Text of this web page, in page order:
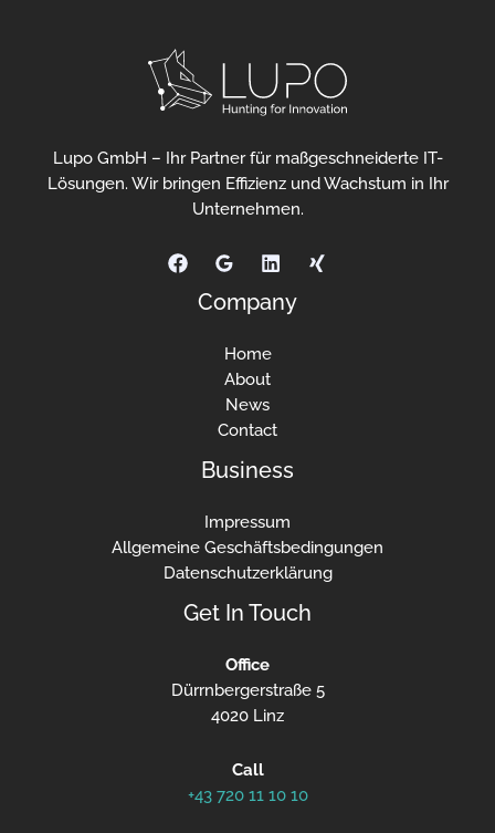
Lupo GmbH – Ihr Partner für maßgeschneiderte IT-
Lösungen. Wir bringen Effizienz und Wachstum in Ihr
Unternehmen.
Company
Home
About
News
Contact
Business
Impressum
Allgemeine Geschäftsbedingungen
Datenschutzerklärung
Get In Touch
Office
Dürrnbergerstraße 5
4020 Linz
Call
+43 720 11 10 10